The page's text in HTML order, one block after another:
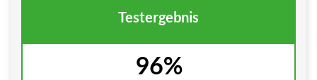
Testergebnis
96%